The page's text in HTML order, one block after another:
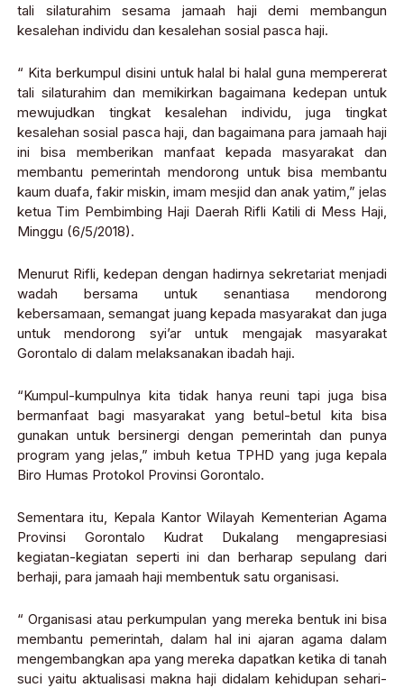
tali silaturahim sesama jamaah haji demi membangun
kesalehan individu dan kesalehan sosial pasca haji.
“ Kita berkumpul disini untuk halal bi halal guna mempererat
tali silaturahim dan memikirkan bagaimana kedepan untuk
mewujudkan tingkat kesalehan individu, juga tingkat
kesalehan sosial pasca haji, dan bagaimana para jamaah haji
ini bisa memberikan manfaat kepada masyarakat dan
membantu pemerintah mendorong untuk bisa membantu
kaum duafa, fakir miskin, imam mesjid dan anak yatim,” jelas
ketua Tim Pembimbing Haji Daerah Rifli Katili di Mess Haji,
Minggu (6/5/2018).
Menurut Rifli, kedepan dengan hadirnya sekretariat menjadi
wadah bersama untuk senantiasa mendorong
kebersamaan, semangat juang kepada masyarakat dan juga
untuk mendorong syi’ar untuk mengajak masyarakat
Gorontalo di dalam melaksanakan ibadah haji.
“Kumpul-kumpulnya kita tidak hanya reuni tapi juga bisa
bermanfaat bagi masyarakat yang betul-betul kita bisa
gunakan untuk bersinergi dengan pemerintah dan punya
program yang jelas,” imbuh ketua TPHD yang juga kepala
Biro Humas Protokol Provinsi Gorontalo.
Sementara itu, Kepala Kantor Wilayah Kementerian Agama
Provinsi Gorontalo Kudrat Dukalang mengapresiasi
kegiatan-kegiatan seperti ini dan berharap sepulang dari
berhaji, para jamaah haji membentuk satu organisasi.
“ Organisasi atau perkumpulan yang mereka bentuk ini bisa
membantu pemerintah, dalam hal ini ajaran agama dalam
mengembangkan apa yang mereka dapatkan ketika di tanah
suci yaitu aktualisasi makna haji didalam kehidupan sehari-